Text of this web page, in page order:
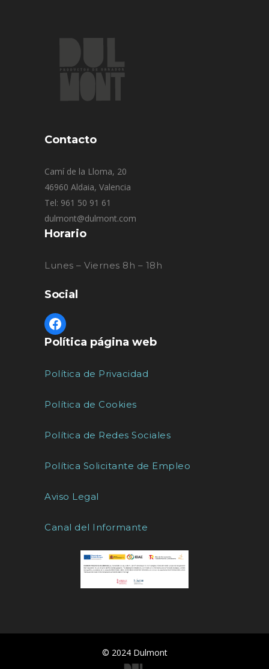
Contacto
Camí de la Lloma, 20
46960 Aldaia, Valencia
Tel: 961 50 91 61
dulmont@dulmont.com
Horario
Lunes – Viernes 8h – 18h
Social
Política página web
Política de Privacidad
Política de Cookies
Política de Redes Sociales
Política Solicitante de Empleo
Aviso Legal
Canal del Informante
© 2024 Dulmont